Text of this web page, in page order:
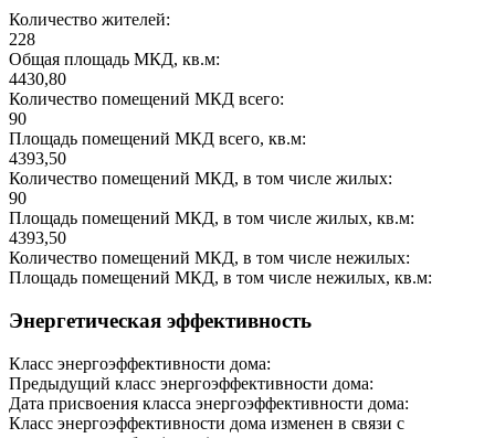
Количество жителей:
228
Общая площадь МКД, кв.м:
4430,80
Количество помещений МКД всего:
90
Площадь помещений МКД всего, кв.м:
4393,50
Количество помещений МКД, в том числе жилых:
90
Площадь помещений МКД, в том числе жилых, кв.м:
4393,50
Количество помещений МКД, в том числе нежилых:
Площадь помещений МКД, в том числе нежилых, кв.м:
Энергетическая эффективность
Класс энергоэффективности дома:
Предыдущий класс энергоэффективности дома:
Дата присвоения класса энергоэффективности дома:
Класс энергоэффективности дома изменен в связи с